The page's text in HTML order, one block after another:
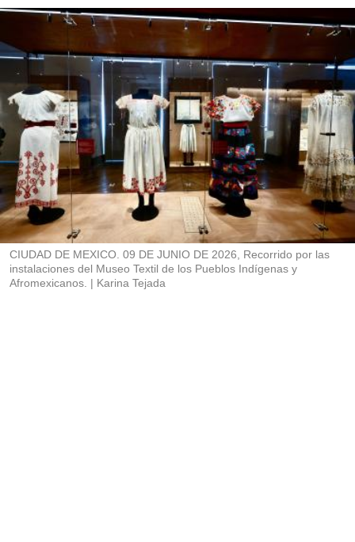
i
e
s
d
e
c
o
m
p
a
r
t
i
r
r
d
r
CIUDAD DE MEXICO. 09 DE JUNIO DE 2026, Recorrido por las
instalaciones del Museo Textil de los Pueblos Indígenas y
Afromexicanos.
Karina Tejada